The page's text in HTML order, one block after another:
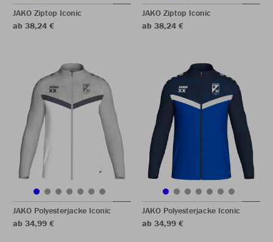
JAKO Ziptop Iconic
ab 38,24 €
JAKO Ziptop Iconic
ab 38,24 €
JAKO Polyesterjacke Iconic
ab 34,99 €
JAKO Polyesterjacke Iconic
ab 34,99 €